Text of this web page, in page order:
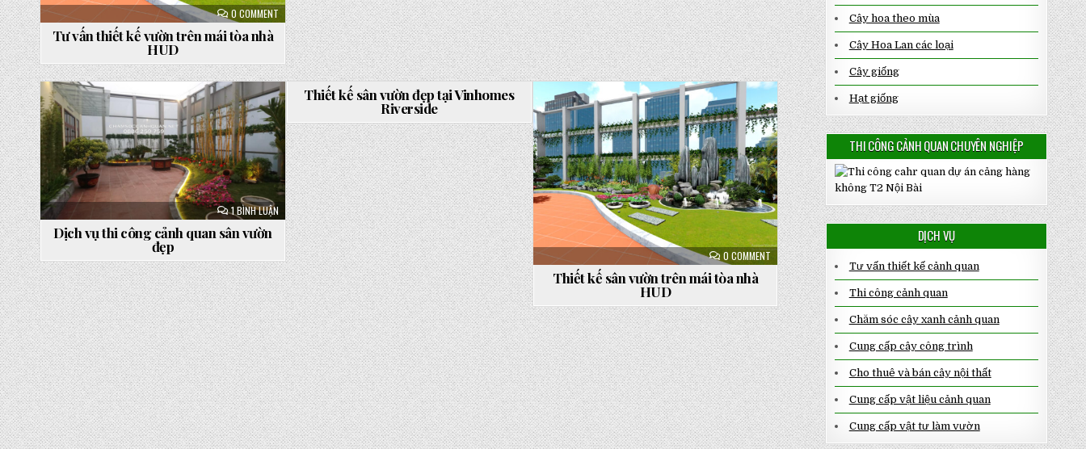
0 COMMENTON
TƯ
VẤN
THIẾT
KẾ
VƯỜN
TRÊN
MÁI
TÒA
NHÀ
HUD
Tư vấn thiết kế vườn trên mái tòa nhà
HUD
1 BÌNH LUẬNỞ
DỊCH
VỤ
THI
CÔNG
CẢNH
QUAN
SÂN
VƯỜN
ĐẸP
Posted
in
Dịch vụ thi công cảnh quan sân vườn
đẹp
0 COMMENTON
THIẾT
SÂN
VƯỜN
ĐẸP
TẠI
VINHOMES
RIVERSIDE
Posted
in
Thiết kế sân vườn đẹp tại Vinhomes
Riverside
0 COMMENTON
THIẾT
KẾ
SÂN
VƯỜN
TRÊN
MÁI
TÒA
NHÀ
HUD
Posted
in
Thiết kế sân vườn trên mái tòa nhà
HUD
Cây hoa theo mùa
Cây Hoa Lan các loại
Cây giống
Hạt giống
THI CÔNG CẢNH QUAN CHUYÊN NGHIỆP
DỊCH VỤ
Tư vấn thiết kế cảnh quan
Thi công cảnh quan
Chăm sóc cây xanh cảnh quan
Cung cấp cây công trình
Cho thuê và bán cây nội thất
Cung cấp vật liệu cảnh quan
Cung cấp vật tư làm vườn